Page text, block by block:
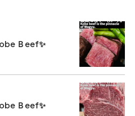
Ｂeef✨
Ｂeef✨